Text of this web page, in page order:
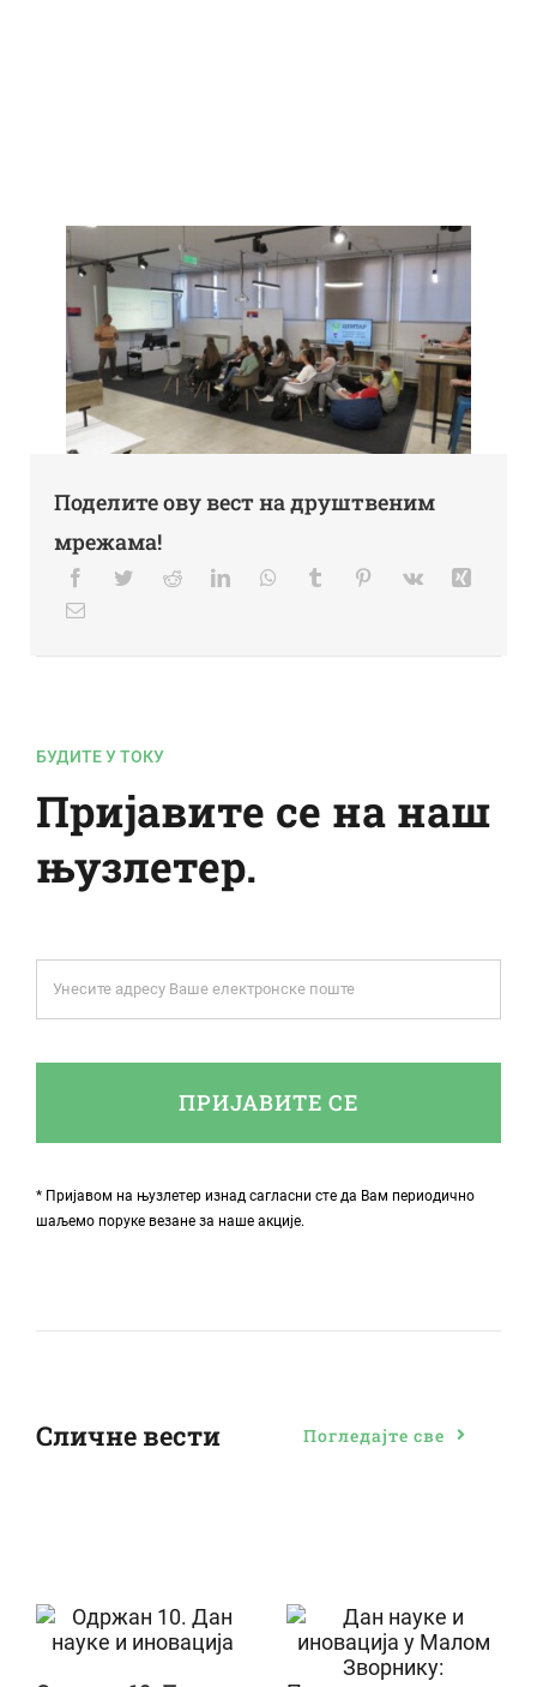
Поделите ову вест на друштвеним
мрежама!
БУДИТЕ У ТОКУ
Пријавите се на наш
њузлетер.
ПРИЈАВИТЕ СЕ
* Пријавом на њузлетер изнад сагласни сте да Вам периодично
шаљемо поруке везане за наше акције.
Сличне вести Погледајте све